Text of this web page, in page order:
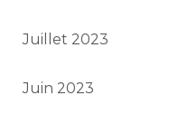
Juillet 2023
Juin 2023